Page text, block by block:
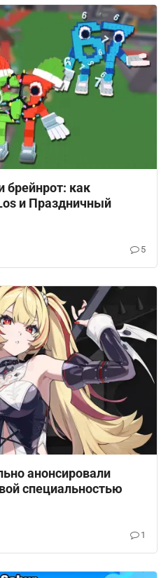
брейнрот: как
и Праздничный
5
анонсировали
специальностью
1